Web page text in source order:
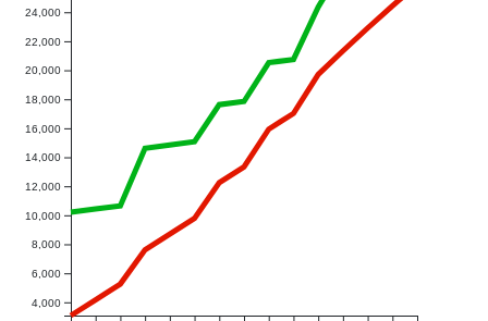
4,000
6,000
8,000
10,000
12,000
14,000
16,000
18,000
20,000
22,000
24,000